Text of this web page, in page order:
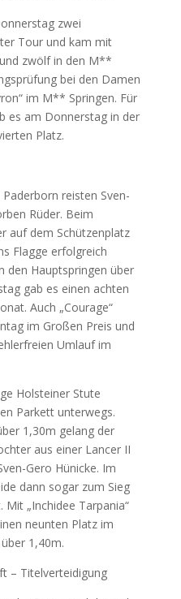
zwei
Tour und kam mit
zwölf in den M**
bei den Damen
im M** Springen. Für
es am Donnerstag in der
Platz.
reisten Sven-
Rüder. Beim
auf dem Schützenplatz
Flagge erfolgreich
den Hauptspringen über
gab es einen achten
Auch „Courage“
im Großen Preis und
Umlauf im
Holsteiner Stute
Parkett unterwegs.
1,30m gelang der
aus einer Lancer II
Gero Hünicke. Im
dann sogar zum Sieg
„Inchidee Tarpania“
neunten Platz im
1,40m.
– Titelverteidigung